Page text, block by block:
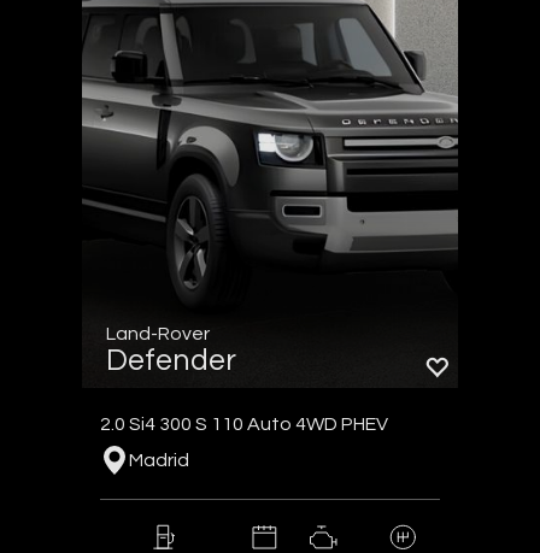
Land-Rover
Defender
2.0 Si4 300 S 110 Auto 4WD PHEV
Madrid